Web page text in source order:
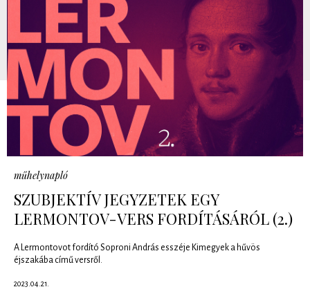
műhelynapló
SZUBJEKTÍV JEGYZETEK EGY
LERMONTOV-VERS FORDÍTÁSÁRÓL (2.)
A Lermontovot fordító Soproni András esszéje Kimegyek a hűvös
éjszakába című versről.
2023.04.21.